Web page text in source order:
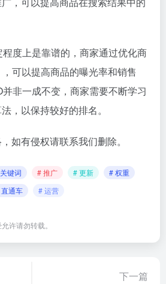
度上是靠谱的，商家通过优化商
，可以提高商品的曝光率和销售
非一成不变，商家需要不断学习
，以保持较好的排名。
如有侵权请联系我们删除。
键词 # 推广 # 更新
# 权重
通车 # 运营
许请勿转载。
下一篇